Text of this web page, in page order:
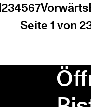
Seite 1 von
234567Vorwärts